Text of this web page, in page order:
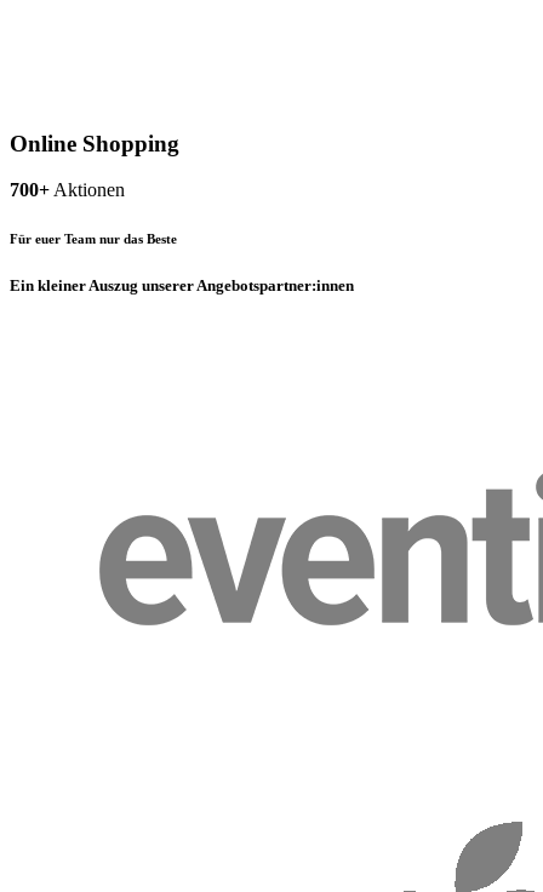
Online Shopping
700+ Aktionen
Für euer Team nur das Beste
Ein kleiner Auszug unserer Angebotspartner:innen